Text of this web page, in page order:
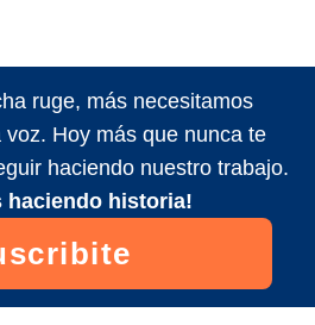
ruge, más necesitamos
Hoy más que nunca te
haciendo nuestro trabajo.
haciendo historia!